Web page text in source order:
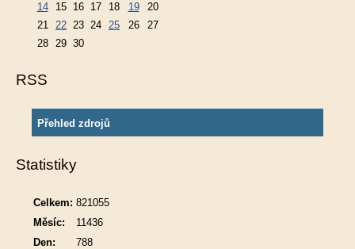
14
15 16 17 18 19
20
21
22 23 24 25 26
27
28
29 30
RSS
Přehled zdrojů
Statistiky
Celkem: 821055
Měsíc:
11436
Den:
788